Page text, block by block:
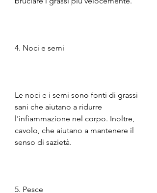
4. Noci e semi
Le noci e i semi sono fonti di grassi
sani che aiutano a ridurre
l'infiammazione nel corpo. Inoltre,
cavolo, che aiutano a mantenere il
senso di sazietà.
5. Pesce